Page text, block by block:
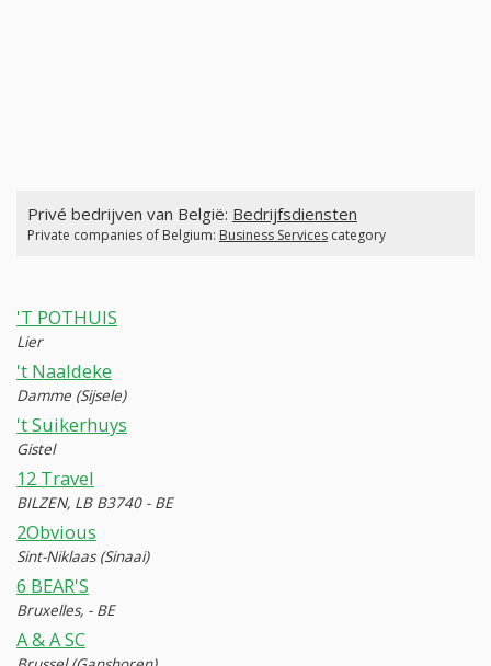
Privé bedrijven van België: Bedrijfsdiensten
Private companies of Belgium: Business Servicescategory
'T POTHUIS
Lier
't Naaldeke
Damme (Sijsele)
't Suikerhuys
Gistel
12 Travel
BILZEN, LB B3740 - BE
2Obvious
Sint-Niklaas (Sinaai)
6 BEAR'S
Bruxelles, - BE
A & A SC